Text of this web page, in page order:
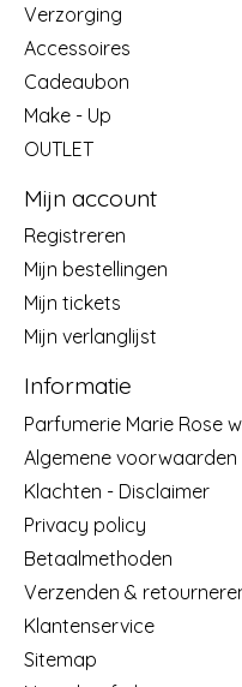
Verzorging
Accessoires
Cadeaubon
Make - Up
OUTLET
Mijn account
Registreren
Mijn bestellingen
Mijn tickets
Mijn verlanglijst
Informatie
Parfumerie Marie Rose
Algemene voorwaarden
Klachten - Disclaimer
Privacy policy
Betaalmethoden
Verzenden &
Klantenservice
Sitemap